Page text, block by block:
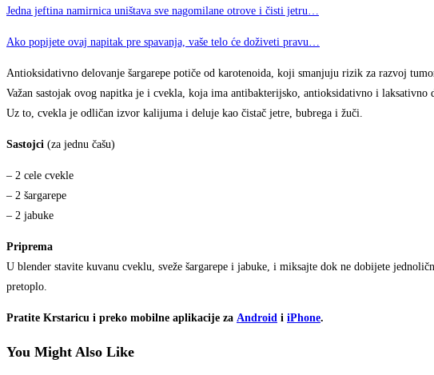
Jedna jeftina namirnica uništava sve nagomilane otrove i čisti jetru…
Ako popijete ovaj napitak pre spavanja, vaše telo će doživeti pravu…
Antioksidativno delovanje šargarepe potiče od karotenoida, koji smanjuju rizik za razvoj
Važan sastojak ovog napitka je i cvekla, koja ima antibakterijsko, antioksidativno i
Uz to, cvekla je odličan izvor kalijuma i deluje kao čistač jetre, bubrega i žuči.
Sastojci (za jednu čašu)
– 2 cele cvekle
– 2 šargarepe
– 2 jabuke
Priprema
U blender stavite kuvanu cveklu, sveže šargarepe i jabuke, i miksajte dok ne dobijete
pretoplo.
Pratite Krstaricu i preko mobilne aplikacije za Android i iPhone.
You Might Also Like